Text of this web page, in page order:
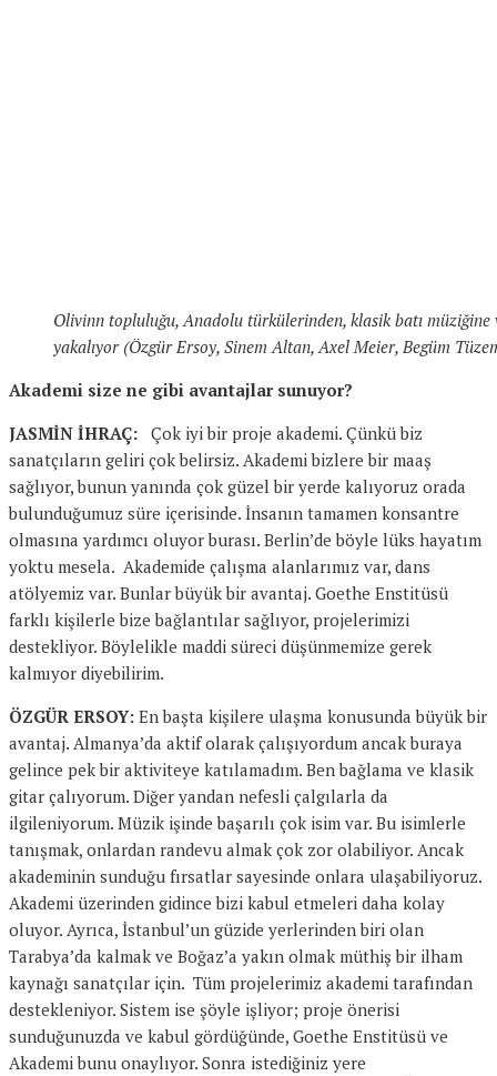
Olivinn topluluğu, Anadolu türkülerinden, klasik batı
yakalıyor (Özgür Ersoy, Sinem Altan, Axel Meier, Begüm
Akademi size ne gibi avantajlar sunuyor?
JASMİN İHRAÇ: Çok iyi bir proje akademi. Çünkü biz
sanatçıların geliri çok belirsiz. Akademi bizlere bir maaş
sağlıyor, bunun yanında çok güzel bir yerde kalıyoruz orada
bulunduğumuz süre içerisinde. İnsanın tamamen konsantre
olmasına yardımcı oluyor burası. Berlin’de böyle lüks hayatım
yoktu mesela. Akademide çalışma alanlarımız var, dans
atölyemiz var. Bunlar büyük bir avantaj. Goethe Enstitüsü
farklı kişilerle bize bağlantılar sağlıyor, projelerimizi
destekliyor. Böylelikle maddi süreci düşünmemize gerek
kalmıyor diyebilirim.
ÖZGÜR ERSOY: En başta kişilere ulaşma konusunda büyük bir
avantaj. Almanya’da aktif olarak çalışıyordum ancak buraya
gelince pek bir aktiviteye katılamadım. Ben bağlama ve klasik
gitar çalıyorum. Diğer yandan nefesli çalgılarla da
ilgileniyorum. Müzik işinde başarılı çok isim var. Bu isimlerle
tanışmak, onlardan randevu almak çok zor olabiliyor. Ancak
akademinin sunduğu fırsatlar sayesinde onlara ulaşabiliyoruz.
Akademi üzerinden gidince bizi kabul etmeleri daha kolay
oluyor. Ayrıca, İstanbul’un güzide yerlerinden biri olan
Tarabya’da kalmak ve Boğaz’a yakın olmak müthiş bir ilham
kaynağı sanatçılar için. Tüm projelerimiz akademi tarafından
destekleniyor. Sistem ise şöyle işliyor; proje önerisi
sunduğunuzda ve kabul gördüğünde, Goethe Enstitüsü ve
Akademi bunu onaylıyor. Sonra istediğiniz yere